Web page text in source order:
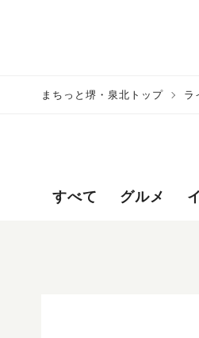
まちっと堺・泉北トップ ラ
すべて グルメ